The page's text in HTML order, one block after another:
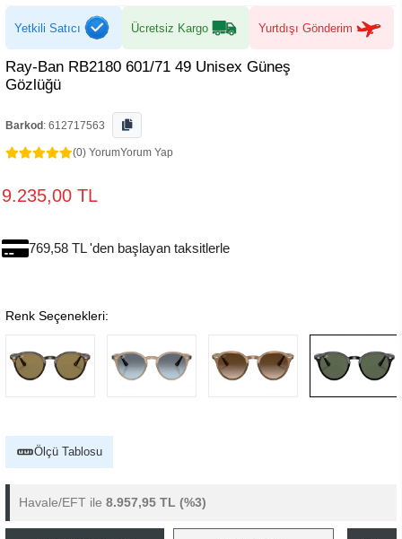
Yetkili Satıcı Ücretsiz Kargo Yurtdışı Gönderim
Ray-Ban RB2180 601/71 49 Unisex Güneş
Gözlüğü
Barkod : 612717563
(0) YorumYorum Yap
9.235,00 TL
769,58 TL 'den başlayan taksitlerle
Renk Seçenekleri:
Ölçü Tablosu
Havale/EFT ile 8.957,95 TL (%3)